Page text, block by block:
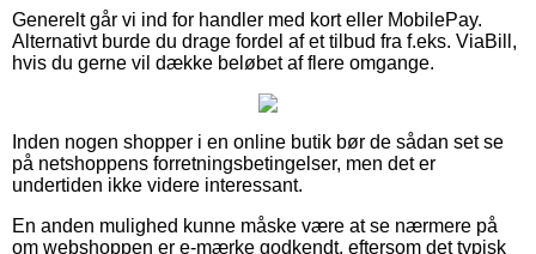
Generelt går vi ind for handler med kort eller MobilePay.
Alternativt burde du drage fordel af et tilbud fra f.eks. ViaBill,
hvis du gerne vil dække beløbet af flere omgange.
Inden nogen shopper i en online butik bør de sådan set se
på netshoppens forretningsbetingelser, men det er
undertiden ikke videre interessant.
En anden mulighed kunne måske være at se nærmere på
om webshoppen er e-mærke godkendt, eftersom det typisk